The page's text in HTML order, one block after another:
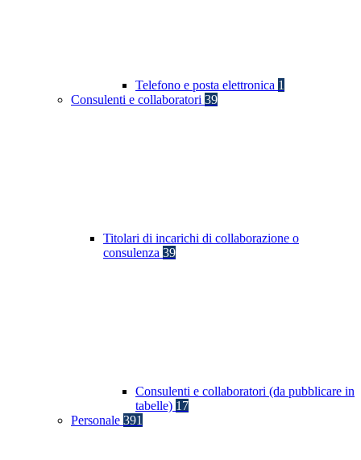
Telefono e posta elettronica 1
Consulenti e collaboratori 39
Titolari di incarichi di collaborazione o
consulenza 39
Consulenti e collaboratori (da pubblicare in
tabelle) 17
Personale 391